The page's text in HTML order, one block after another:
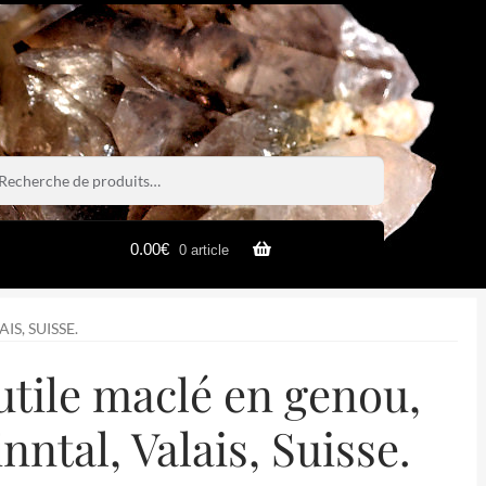
0.00€ 0 article
SUISSE.
maclé en genou,
Valais, Suisse.